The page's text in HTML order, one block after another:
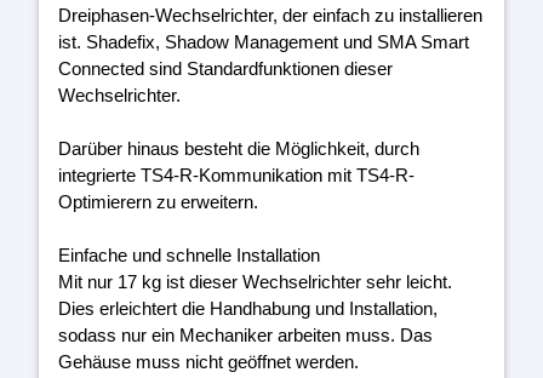
Dreiphasen-Wechselrichter, der einfach zu installieren
ist. Shadefix, Shadow Management und SMA Smart
Connected sind Standardfunktionen dieser
Wechselrichter.
Darüber hinaus besteht die Möglichkeit, durch
integrierte TS4-R-Kommunikation mit TS4-R-
Optimierern zu erweitern.
Einfache und schnelle Installation
Mit nur 17 kg ist dieser Wechselrichter sehr leicht.
Dies erleichtert die Handhabung und Installation,
sodass nur ein Mechaniker arbeiten muss. Das
Gehäuse muss nicht geöffnet werden.